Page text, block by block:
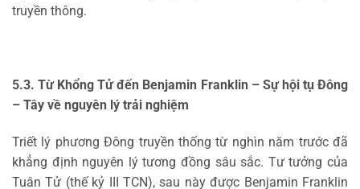
truyền thông.
5.3. Từ Khổng Tử đến Benjamin Franklin – Sự hội tụ Đông
– Tây về nguyên lý trải nghiệm
Triết lý phương Đông truyền thống từ nghìn năm trước đã
khẳng định nguyên lý tương đồng sâu sắc. Tư tưởng của
Tuân Tử (thế kỷ III TCN), sau này được Benjamin Franklin